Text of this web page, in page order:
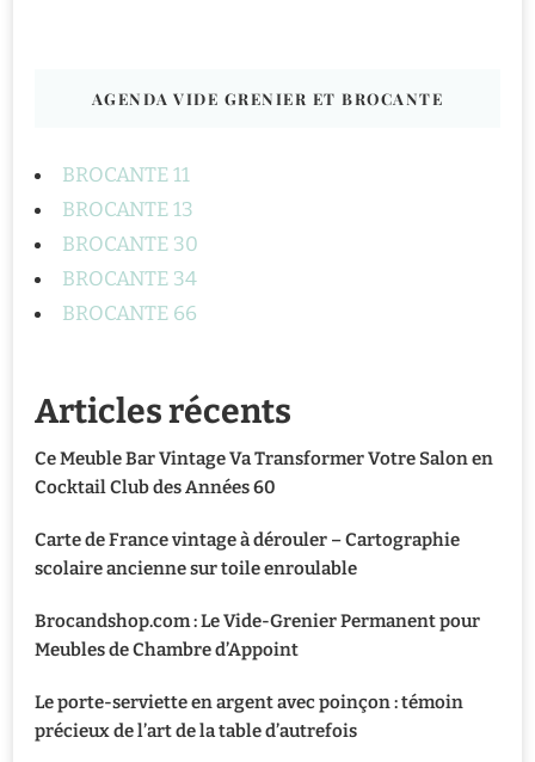
AGENDA VIDE GRENIER ET BROCANTE
BROCANTE 11
BROCANTE 13
BROCANTE 30
BROCANTE 34
BROCANTE 66
Articles récents
Ce Meuble Bar Vintage Va Transformer Votre Salon en
Cocktail Club des Années 60
Carte de France vintage à dérouler – Cartographie
scolaire ancienne sur toile enroulable
Brocandshop.com : Le Vide-Grenier Permanent pour
Meubles de Chambre d’Appoint
Le porte-serviette en argent avec poinçon : témoin
précieux de l’art de la table d’autrefois